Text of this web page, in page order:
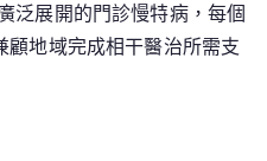
泛展開的門診慢特病，每個
顧地域完成相干醫治所需支